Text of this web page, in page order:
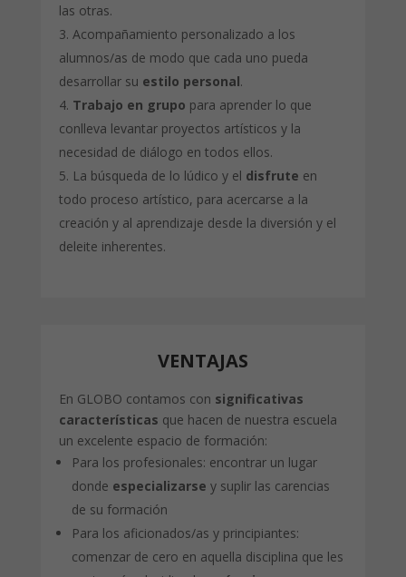
las otras.
Acompañamiento personalizado a los
alumnos/as de modo que cada uno pueda
desarrollar su estilo personal.
Trabajo en grupo para aprender lo que
conlleva levantar proyectos artísticos y la
necesidad de diálogo en todos ellos.
La búsqueda de lo lúdico y el disfrute en
todo proceso artístico, para acercarse a la
creación y al aprendizaje desde la diversión y el
deleite inherentes.
VENTAJAS
En GLOBO contamos con significativas
características que hacen de nuestra escuela
un excelente espacio de formación:
Para los profesionales: encontrar un lugar
donde especializarse y suplir las carencias
de su formación
Para los aficionados/as y principiantes:
comenzar de cero en aquella disciplina que les